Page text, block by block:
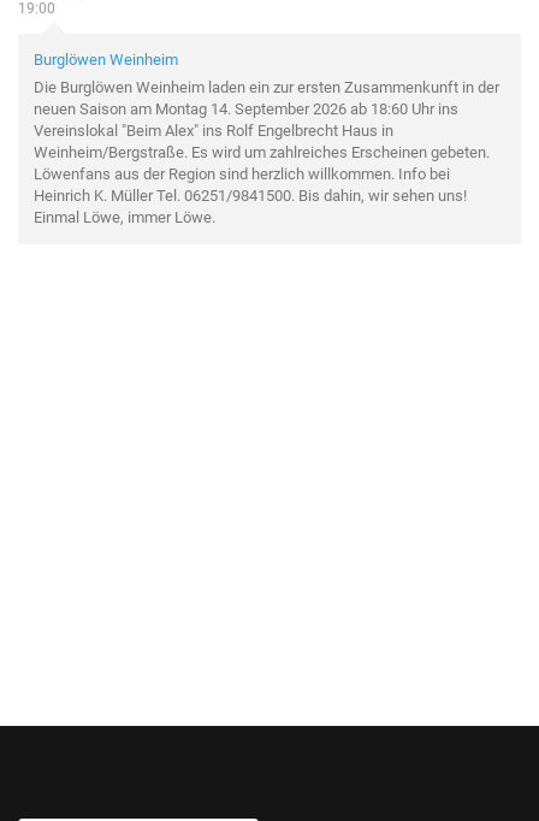
19:00
Burglöwen Weinheim
Die Burglöwen Weinheim laden ein zur ersten Zusammenkunft in der
neuen Saison am Montag 14. September 2026 ab 18:60 Uhr ins
Vereinslokal "Beim Alex" ins Rolf Engelbrecht Haus in
Weinheim/Bergstraße. Es wird um zahlreiches Erscheinen gebeten.
Löwenfans aus der Region sind herzlich willkommen. Info bei
Heinrich K. Müller Tel. 06251/9841500. Bis dahin, wir sehen uns!
Einmal Löwe, immer Löwe.